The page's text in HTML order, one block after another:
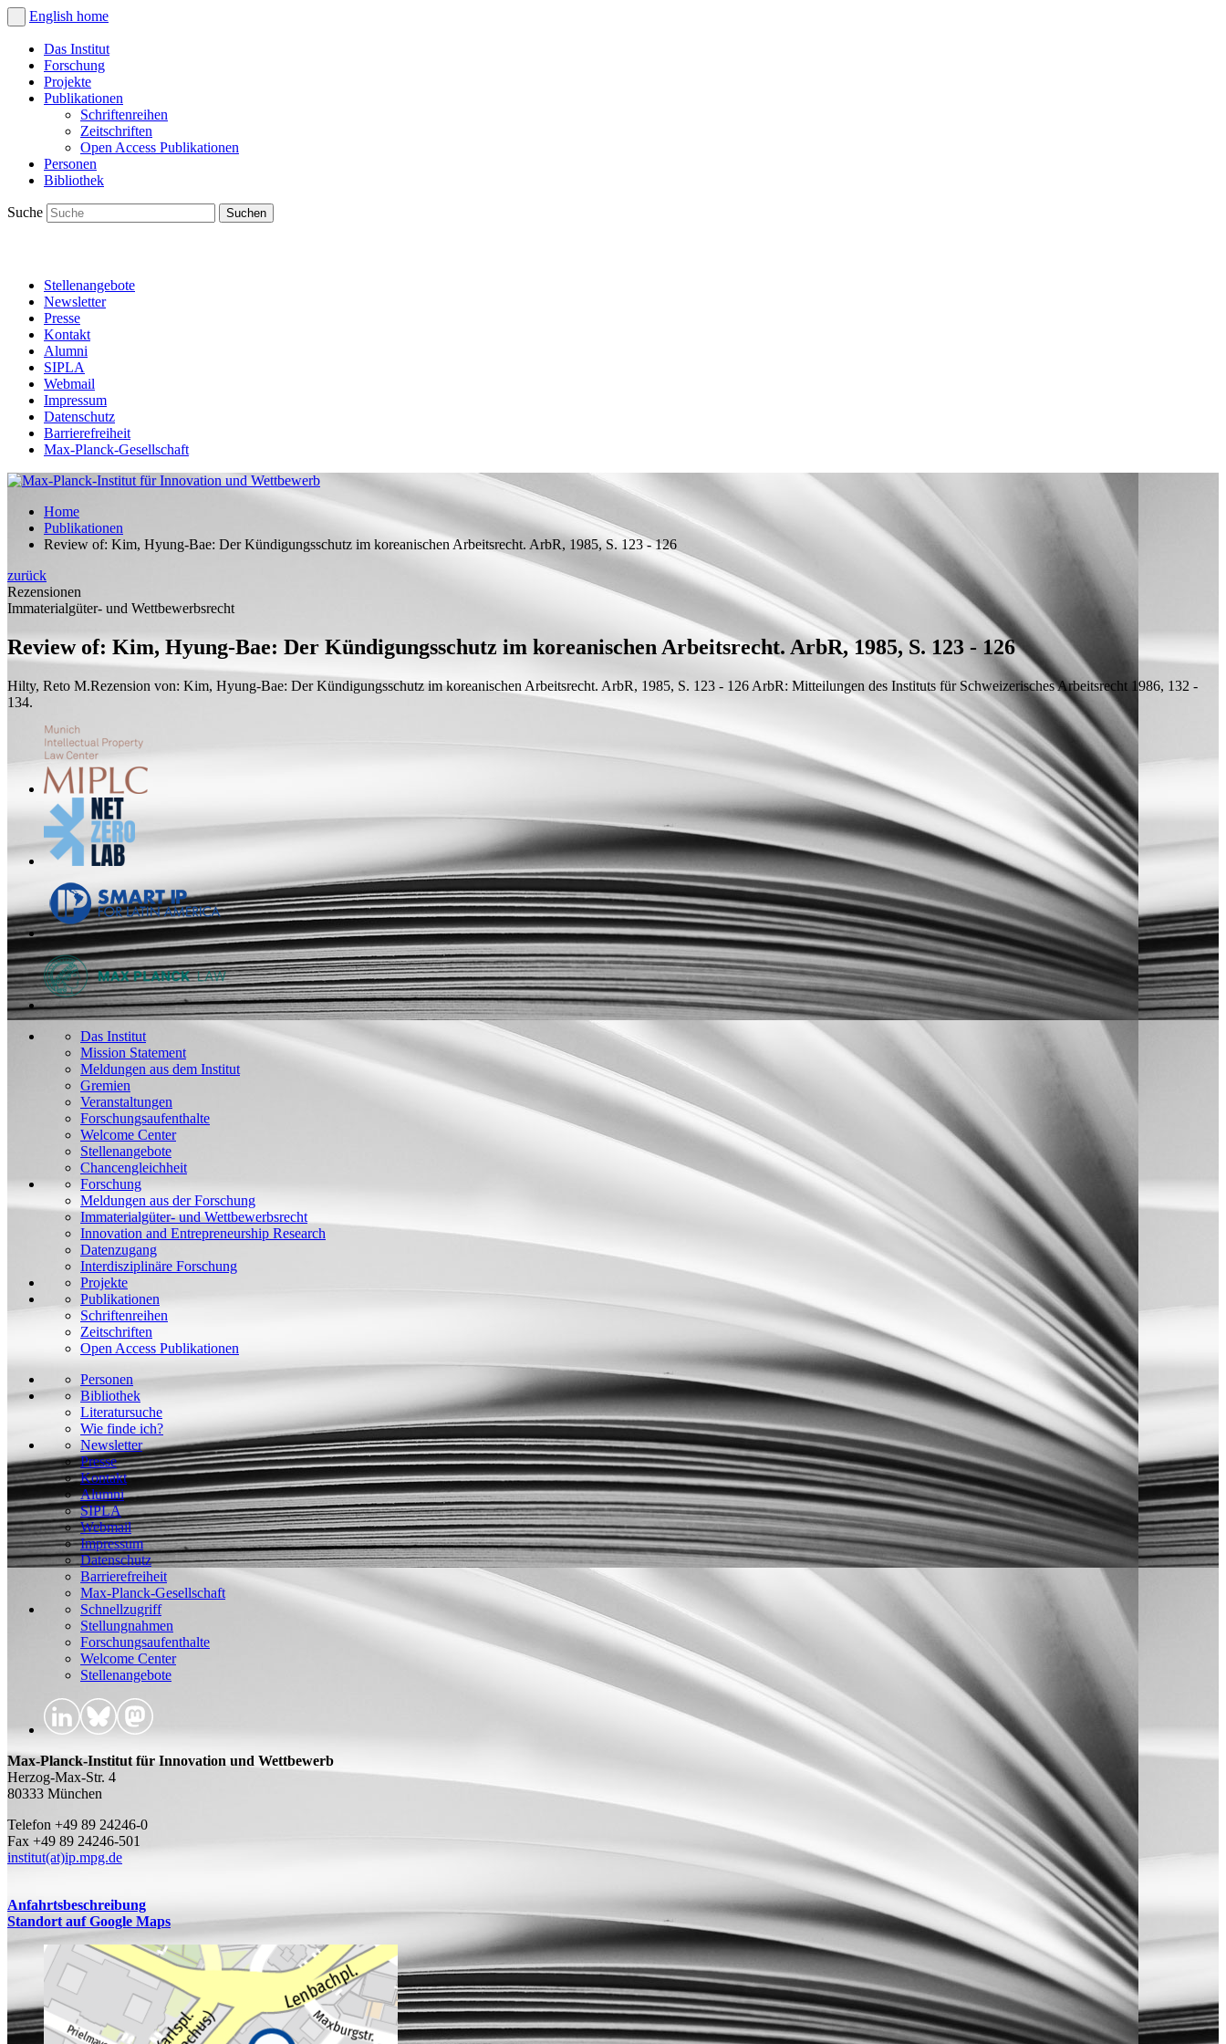
English home
Das Institut
Forschung
Projekte
Publikationen
Schriftenreihen
Zeitschriften
Open Access Publikationen
Personen
Bibliothek
Suche
Stellenangebote
Newsletter
Presse
Kontakt
Alumni
SIPLA
Webmail
Impressum
Datenschutz
Barrierefreiheit
Max-Planck-Gesellschaft
Home
Publikationen
Review of: Kim, Hyung-Bae: Der Kündigungsschutz im koreanischen Arbeitsrecht. ArbR, 1985, S. 123 - 126
zurück
Rezensionen
Immaterialgüter- und Wettbewerbsrecht
Review of: Kim, Hyung-Bae: Der Kündigungsschutz im koreanischen Arbeitsrecht. ArbR, 1985, S. 123 - 126
Hilty, Reto M.Rezension von: Kim, Hyung-Bae: Der Kündigungsschutz im koreanischen Arbeitsrecht. ArbR, 1985, S. 123 - 126 ArbR: Mitteilungen des Instituts für Schweizerisches Arbeitsrecht 1986, 132 -
134.
Das Institut
Mission Statement
Meldungen aus dem Institut
Gremien
Veranstaltungen
Forschungsaufenthalte
Welcome Center
Stellenangebote
Chancengleichheit
Forschung
Meldungen aus der Forschung
Immaterialgüter- und Wettbewerbsrecht
Innovation and Entrepreneurship Research
Datenzugang
Interdisziplinäre Forschung
Projekte
Publikationen
Schriftenreihen
Zeitschriften
Open Access Publikationen
Personen
Bibliothek
Literatursuche
Wie finde ich?
Newsletter
Presse
Kontakt
Alumni
SIPLA
Webmail
Impressum
Datenschutz
Barrierefreiheit
Max-Planck-Gesellschaft
Schnellzugriff
Stellungnahmen
Forschungsaufenthalte
Welcome Center
Stellenangebote
Max-Planck-Institut für Innovation und Wettbewerb
Herzog-Max-Str. 4
80333 München
Telefon +49 89 24246-0
Fax +49 89 24246-501
institut(at)ip.mpg.de
Anfahrtsbeschreibung
Standort auf Google Maps